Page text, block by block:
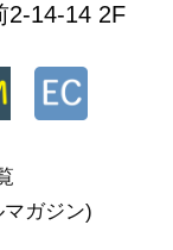
2-14-14 2F
ガジン)